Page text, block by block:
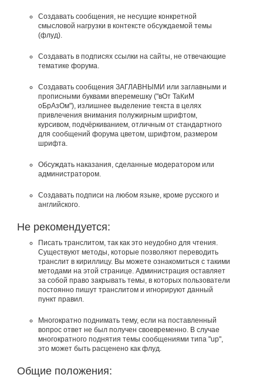
Создавать сообщения, не несущие конкретной
смысловой нагрузки в контексте обсуждаемой темы
(флуд).
Создавать в подписях ссылки на сайты, не отвечающие
тематике форума.
Cоздавать сообщения ЗАГЛАВНЫМИ или заглавными и
прописными буквами вперемешку ("вОт ТаКиМ
оБрАзОм"), излишнее выделение текста в целях
привлечения внимания полужирным шрифтом,
курсивом, подчёркиванием, отличным от стандартного
для сообщений форума цветом, шрифтом, размером
шрифта.
Обсуждать наказания, сделанные модератором или
администратором.
Создавать подписи на любом языке, кроме русского и
английского.
Не рекомендуется:
Писать транслитом, так как это неудобно для чтения.
Существуют методы, которые позволяют переводить
транслит в кириллицу. Вы можете ознакомиться с такими
методами на этой странице. Администрация оставляет
за собой право закрывать темы, в которых пользователи
постоянно пишут транслитом и игнорируют данный
пункт правил.
Многократно поднимать тему, если на поставленный
вопрос ответ не был получен своевременно. В случае
многократного поднятия темы сообщениями типа "up",
это может быть расценено как флуд.
Общие положения: